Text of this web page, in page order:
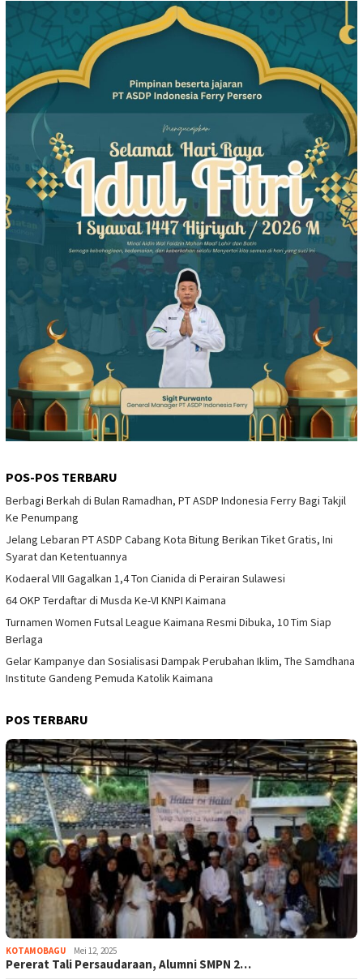
POS-POS TERBARU
Berbagi Berkah di Bulan Ramadhan, PT ASDP Indonesia Ferry Bagi Takjil
Ke Penumpang
Jelang Lebaran PT ASDP Cabang Kota Bitung Berikan Tiket Gratis, Ini
Syarat dan Ketentuannya
Kodaeral VIII Gagalkan 1,4 Ton Cianida di Perairan Sulawesi
64 OKP Terdaftar di Musda Ke-VI KNPI Kaimana
Turnamen Women Futsal League Kaimana Resmi Dibuka, 10 Tim Siap
Berlaga
Gelar Kampanye dan Sosialisasi Dampak Perubahan Iklim, The Samdhana
Institute Gandeng Pemuda Katolik Kaimana
POS TERBARU
KOTAMOBAGU Mei 12, 2025
Pererat Tali Persaudaraan, Alumni SMPN 2…